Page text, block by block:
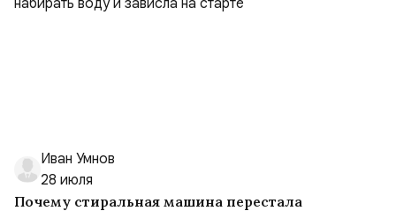
Иван Умнов
28 июля
Почему стиральная машина перестала